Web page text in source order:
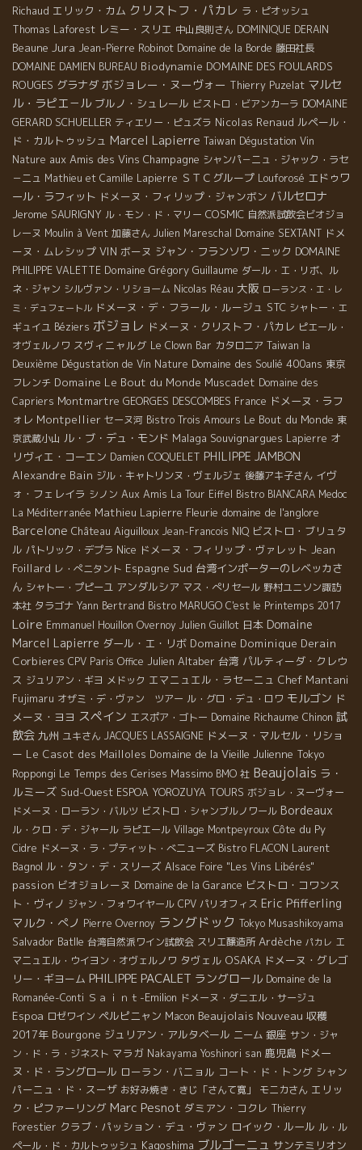
Richaud エリック・カム クリストフ・パカレ ラ・ピオッシュ
Thomas Laforest レミー・スリエ 中山良則さん DOMINIQUE DERAIN
Beaune Jura Jean-Pierre Robinot Domaine de la Borde 藤田社長
DOMAINE DAMIEN BUREAU Biodynamie DOMAINE DES FOULARDS
ROUGES グラナダ ボジョレー・ヌーヴォー Thierry Puzelat マルセ
ル・ラピエ－ル ブルノ・シュレール ビストロ・ビアンカーラ DOMAINE
GERARD SCHUELLER ティエリー・ピュズラ Nicolas Renaud ルペール・
ド・カルトゥッシュ Marcel Lapierre Taiwan Dégustation Vin
Nature aux Amis des Vins Champagne シャンパ－ニュ・ジャック・ラセ
－ニュ Mathieu et Camille Lapierre ＳＴＣグループ Louforosé エドゥワ
ール・ラフィット ドメーヌ・フィリップ・ジャンボン バルセロナ
Jerome SAURIGNY ル・モン・ド・マリー COSMIC 自然派試飲会ビオジョ
レーヌ Moulin à Vent 加藤さん Julien Mareschal Domaine SEXTANT ドメ
ーヌ・ムレシップ VIN ボーヌ ジャン・フランソワ・ニック DOMAINE
PHILIPPE VALETTE Domaine Grégory Guillaume ダール・エ・リボ、ル
ネ・ジャン シルヴァン・リショーム Nicolas Réau 大阪 ローランス・エ・レ
ミ・デュフェートル ドメーヌ・デ・フラール・ルージュ STC シャトー・エ
ギュイユ Béziers ボジョレ ドメーヌ・クリストフ・パカレ ピエール・
オヴェルノワ スヴィニャルグ Le Clown Bar カタロニア Taiwan la
Deuxième Dégustation de Vin Nature Domaine des Soulié 400ans 東京
フレンチ Domaine Le Bout du Monde Muscadet Domaine des
Capriers Montmartre GEORGES DESCOMBES France ドメーヌ・ラフ
ォレ Montpellier セーヌ河 Bistro Trois Amours Le Bout du Monde 東
京武蔵小山 ル・ブ・デュ・モンド Malaga Souvignargues Lapierre オ
リヴィエ・コーエン Damien COQUELET PHILIPPE JAMBON
Alexandre Bain ジル・キャトリンヌ・ヴェルジェ 後藤アキ子さん イヴ
ォ・フェレイラ シノン Aux Amis La Tour Eiffel Bistro BIANCARA Medoc
La Méditerranée Mathieu Lapierre Fleurie domaine de l'anglore
Barcelone Château Aiguilloux Jean-Francois NIQ ビストロ・ブリュタ
ル パトリック・デプラ Nice ドメーヌ・フィリップ・ヴァレット Jean
Foillard レ・ぺニタント Espagne Sud 台湾インポーターのレベッカさ
ん シャトー・プピーユ アンダルシア マス・ぺリセール 野村ユニソン諏訪
本社 タラゴナ Yann Bertrand Bistro MARUGO C'est le Printemps 2017
Loire Emmanuel Houillon Overnoy Julien Guillot 日本 Domaine
Marcel Lapierre ダール・エ・リボ Domaine Dominique Derain
Corbieres CPV Paris Office Julien Altaber 台湾 パルティーダ・クレウ
ス ジュリアン・ギヨ メドック エマニュエル・ラセーニュ Chef Mantani
Fujimaru オザミ・デ・ヴァン ツアー ル・グロ・デュ・ロワ モルゴン ド
メーヌ・ヨヨ スペイン エスポア・ゴトー Domaine Richaume Chinon 試
飲会 九州 ユキさん JACQUES LASSAIGNE ドメーヌ・マルセル・リショ
ー Le Casot des Mailloles Domaine de la Vieille Julienne Tokyo
Roppongi Le Temps des Cerises Massimo BMO 社 Beaujolais ラ・
ルミーズ Sud-Ouest ESPOA YOROZUYA TOURS ボジョレ・ヌーヴォー
ドメーヌ・ローラン・バルツ ビストロ・シャンブルノワール Bordeaux
ル・クロ・デ・ジャール ラピエール Village Montpeyroux Côte du Py
Cidre ドメーヌ・ラ・プティット・べニューズ Bistro FLACON Laurent
Bagnol ル・タン・デ・スリーズ Alsace Foire "Les Vins Libérés"
passion ビオジョレーヌ Domaine de la Garance ビストロ・コワンス
ト・ヴィノ ジャン・フォワイヤール CPV パリオフィス Eric Pfifferling
マルク・ぺノ Pierre Overnoy ラングドック Tokyo Musashikoyama
Salvador Batlle 台湾自然派ワイン試飲会 スリエ醸造所 Ardèche パカレ エ
マニュエル・ウイヨン・オヴェルノワ タヴェル OSAKA ドメーヌ・グレゴ
リー・ギヨーム PHILIPPE PACALET ラングロール Domaine de la
Romanée-Conti Ｓａｉｎｔ-Emilion ドメーヌ・ダニエル・サージュ
Espoa ロゼワイン ペルピニャン Macon Beaujolais Nouveau 収穫
2017年 Bourgone ジュリアン・アルタベール ニーム 銀座 サン・ジャ
ン・ド・ラ・ジネスト マラガ Nakayama Yoshinori san 鹿児島 ドメー
ヌ・ド・ラングロール ローラン・バニョル コート・ド・トング シャン
パーニュ・ド・スーザ お好み焼き・きじ「さんて寛」 モニカさん エリッ
ク・ピファーリング Marc Pesnot ダミアン・コクレ Thierry
Forestier クラブ・パッション・デュ・ヴァン ロイック・ルール ル・ル
ペール・ド・カルトゥッシュ Kagoshima ブルゴーニュ サンテミリオン